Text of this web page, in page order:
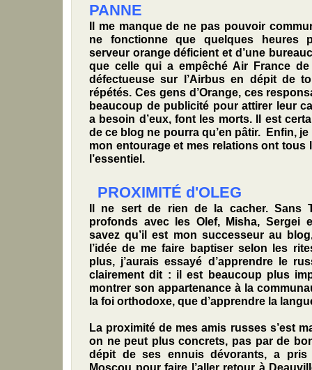
PANNE
Il me manque de ne pas pouvoir
ne fonctionne que quelques heures
serveur orange déficient et d’une
que celle qui a empêché Air France
défectueuse sur l’Airbus en dépit de
répétés. Ces gens d’Orange, ces
beaucoup de publicité pour attirer leur
a besoin d’eux, font les morts. Il est
de ce blog ne pourra qu’en pâtir. Enfin,
mon entourage et mes relations ont tous
l’essentiel.
PROXIMITÉ d'OLEG
Il ne sert de rien de la cacher. Sans
profonds avec les Olef, Misha, Sergei
savez qu’il est mon successeur au
l’idée de me faire baptiser selon les
plus, j’aurais essayé d’apprendre le
clairement dit : il est beaucoup plus
montrer son appartenance à la
la foi orthodoxe, que d’apprendre la
La proximité de mes amis russes s’est
on ne peut plus concrets, pas par de
dépit de ses ennuis dévorants, a
Moscou pour faire l’aller retour à